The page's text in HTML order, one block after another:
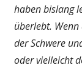
haben bislang
überlebt.
der Schwere
oder vielleicht